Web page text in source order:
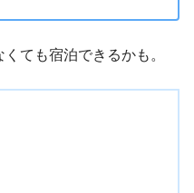
ても宿泊できるかも。